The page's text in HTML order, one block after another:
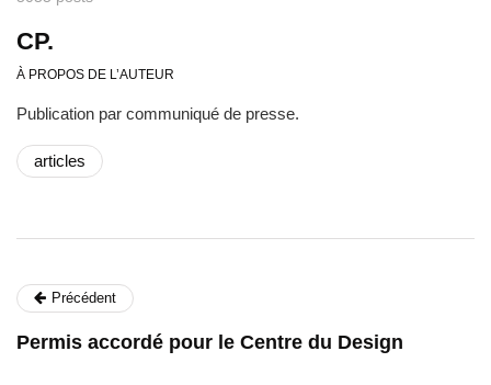
CP.
À PROPOS DE L’AUTEUR
Publication par communiqué de presse.
articles
Précédent
Permis accordé pour le Centre du Design